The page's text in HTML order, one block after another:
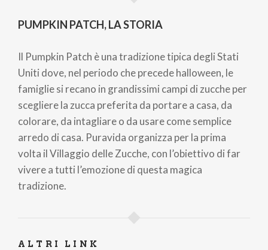
PUMPKIN PATCH, LA STORIA
Il Pumpkin Patch è una tradizione tipica degli Stati
Uniti dove, nel periodo che precede halloween, le
famiglie si recano in grandissimi campi di zucche per
scegliere la zucca preferita da portare a casa, da
colorare, da intagliare o da usare come semplice
arredo di casa. Puravida organizza per la prima
volta il Villaggio delle Zucche, con l’obiettivo di far
vivere a tutti l’emozione di questa magica
tradizione.
ALTRI LINK